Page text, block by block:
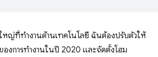
หญ่ที่ทำงานด้านเทคโนโลยี ฉันต้องปรับตัวให้
องการทำงานในปี 2020 และจัดตั้งโฮม